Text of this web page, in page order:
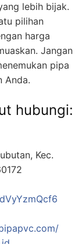
lebih bijak.
pilihan
harga
Jangan
pipa
Anda.
hubungi:
Kec.